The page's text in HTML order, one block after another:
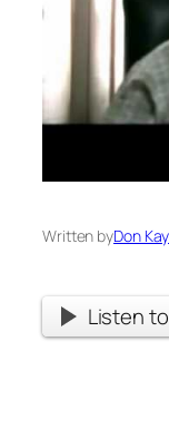
Written byDon
Listen